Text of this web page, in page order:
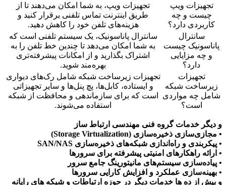
تجهیزات ویپ
چیست و چه
کاربردی دارد؟
تجهیزات ویپ، به شما امکان می‌دهند تا از
طریق اینترنت تماس تلفنی برقرار کنید و
هزینه‌های تلفن خود را کاهش دهید.
سانترال
پاناسونیک چیست
و چه مزایایی
دارد؟
سانترال پاناسونیک، یک سیستم تلفنی است که
به شما امکان می‌دهد تا چندین خط تلفن را به
اشتراک بگذارید و از امکانات پیشرفته‌تری
بهره‌مند شوید.
تجهیزات
زیرساخت شبکه
شامل چه مواردی
است؟
تجهیزات زیرساخت شبکه شامل رک‌های دیواری
و ایستاده، کابل‌ها، پچ پنل‌ها و سایر تجهیزاتی
است که برای سازماندهی و محافظت از شبکه
استفاده می‌شوند.
و دیگر خدمات گروه فنی مهندسی ارتباط ساز
• مجازی‌سازی ذخیره‌سازی (Storage Virtualization)
• پیکربندی و راه‌اندازی شبکه‌های ذخیره‌سازی SAN/NAS
• ارائه راهکارهای امنیتی پیشرفته برای سرورها
• پیاده‌سازی سیستم‌های مانیتورینگ جامع سرور
• بهینه‌سازی عملکرد و افزایش کارایی سرورها
و بیش از ده ها خدمات دیگر در حوزه ارتباطات و شبکه های رایانه